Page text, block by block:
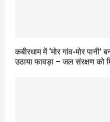
कबीरधाम में ‘मोर गांव-मोर
उठाया फावड़ा – जल संरक्षण को